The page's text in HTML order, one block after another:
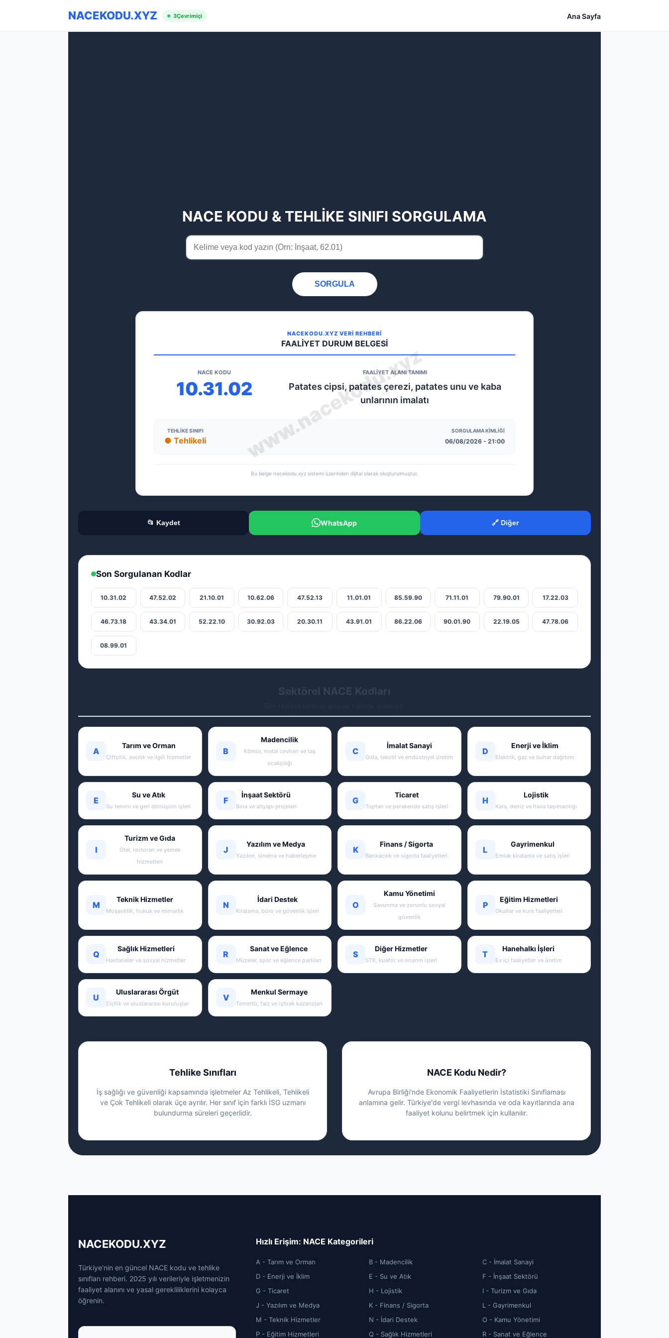
NACEKODU.XYZ 3Çevrimiçi Ana Sayfa
NACE KODU & TEHLİKE SINIFI SORGULAMA
SORGULA
NACEKODU.XYZ VERİ REHBERİ
FAALİYET DURUM BELGESİ
NACE KODU
10.31.02
FAALİYET ALANI TANIMI
Patates cipsi, patates çerezi, patates unu ve kaba
unlarının imalatı
TEHLIKE SINIFI
● Tehlikeli
SORGULAMA KIMLIĞI
06/08/2026 - 21:00
Bu belge nacekodu.xyz sistemi üzerinden dijital olarak oluşturulmuştur.
📂 Kaydet WhatsApp 🔗 Diğer
Son Sorgulanan Kodlar
10.31.02 47.52.02 21.10.01 10.62.06 47.52.13 11.01.01 85.59.90 71.11.01 79.90.01 17.22.03
46.73.18 43.34.01 52.22.10 30.92.03 20.30.11 43.91.01 86.22.06 90.01.90 22.19.05 47.78.06
08.99.01
Sektörel NACE Kodları
A
Tarım ve Orman
Çiftçilik, avcılık ve ilgili hizmetler
B
Madencilik
Kömür, metal cevheri ve taş
ocakçılığı
C
İmalat Sanayi
Gıda, tekstil ve endüstriyel üretim
D
Enerji ve İklim
Elektrik, gaz ve buhar dağıtımı
E
Su ve Atık
Su temini ve geri dönüşüm işleri
F
İnşaat Sektörü
Bina ve altyapı projeleri
G
Ticaret
Toptan ve perakende satış işleri
H
Lojistik
Kara, deniz ve hava taşımacılığı
I
Turizm ve Gıda
Otel, restoran ve yemek
hizmetleri
J
Yazılım ve Medya
Yazılım, sinema ve haberleşme
K
Finans / Sigorta
Bankacılık ve sigorta faaliyetleri
L
Gayrimenkul
Emlak kiralama ve satış işleri
M
Teknik Hizmetler
Müşavirlik, hukuk ve mimarlık
N
İdari Destek
Kiralama, büro ve güvenlik işleri
O
Kamu Yönetimi
Savunma ve zorunlu sosyal
güvenlik
P
Eğitim Hizmetleri
Okullar ve kurs faaliyetleri
Q
Sağlık Hizmetleri
Hastaneler ve sosyal hizmetler
R
Sanat ve Eğlence
Müzeler, spor ve eğlence parkları
S
Diğer Hizmetler
STK, kuaför ve onarım işleri
T
Hanehalkı İşleri
Ev içi faaliyetler ve üretim
U
Uluslararası Örgüt
Elçilik ve uluslararası kuruluşlar
V
Menkul Sermaye
Temettü, faiz ve iştirak kazançları
Tehlike Sınıfları
İş sağlığı ve güvenliği kapsamında işletmeler Az Tehlikeli, Tehlikeli
ve Çok Tehlikeli olarak üçe ayrılır. Her sınıf için farklı İSG uzmanı
bulundurma süreleri geçerlidir.
NACE Kodu Nedir?
Avrupa Birliği'nde Ekonomik Faaliyetlerin İstatistiki Sınıflaması
anlamına gelir. Türkiye'de vergi levhasında ve oda kayıtlarında ana
faaliyet kolunu belirtmek için kullanılır.
NACEKODU.XYZ
Türkiye'nin en güncel NACE kodu ve tehlike
sınıfları rehberi. 2025 yılı verileriyle işletmenizin
faaliyet alanını ve yasal gerekliliklerini kolayca
öğrenin.
Hızlı Erişim: NACE Kategorileri
A - Tarım ve Orman B - Madencilik
C - İmalat Sanayi
D - Enerji ve İklim
E - Su ve Atık
F - İnşaat Sektörü
G - Ticaret
H - Lojistik
I - Turizm ve Gıda
J - Yazılım ve Medya
K - Finans / Sigorta
L - Gayrimenkul
M - Teknik Hizmetler
N - İdari Destek
O - Kamu Yönetimi
P - Eğitim Hizmetleri
Q - Sağlık Hizmetleri R - Sanat ve Eğlence